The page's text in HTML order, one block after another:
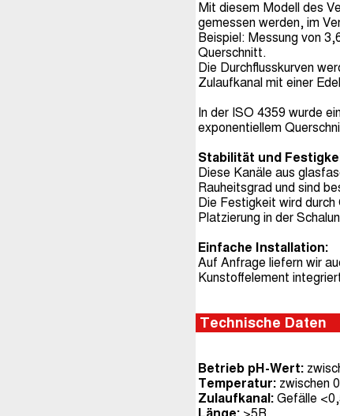
Mit diesem Modell des
gemessen werden, im
Beispiel: Messung von
Querschnitt.
Die Durchflusskurven
Zulaufkanal mit einer
In der ISO 4359 wurde
exponentiellem
Stabilität und
Diese Kanäle aus
Rauheitsgrad und sind
Die Festigkeit wird
Platzierung in der
Einfache Installation:
Auf Anfrage liefern wir
Kunstoffelement
Technische Daten
Betrieb pH-Wert:
Temperatur: zwischen
Zulaufkanal: Gefälle